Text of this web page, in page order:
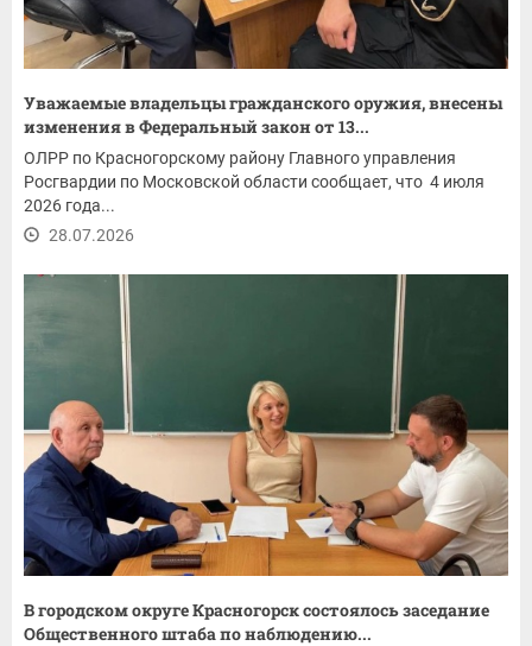
Уважаемые владельцы гражданского оружия, внесены
изменения в Федеральный закон от 13...
ОЛРР по Красногорскому району Главного управления
Росгвардии по Московской области сообщает, что 4 июля
2026 года...
28.07.2026
В городском округе Красногорск состоялось заседание
Общественного штаба по наблюдению...